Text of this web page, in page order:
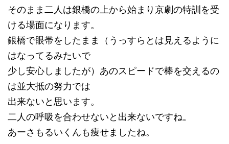
そのまま二人は銀橋の上から始まり京劇の特訓を受
ける場面になります。
銀橋で眼帯をしたまま（うっすらとは見えるように
はなってるみたいで
少し安心しましたが）あのスピードで棒を交えるの
は並大抵の努力では
出来ないと思います。
二人の呼吸を合わせないと出来ないですね。
あーさもるいくんも痩せましたね。